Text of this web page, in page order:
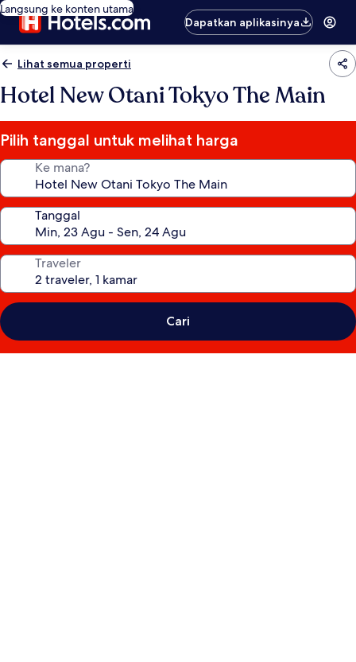
Langsung ke konten utama
Dapatkan aplikasinya
Lihat semua properti
Hotel New Otani Tokyo The Main
Pilih tanggal untuk melihat harga
Ke mana?
Tanggal
Traveler
Cari